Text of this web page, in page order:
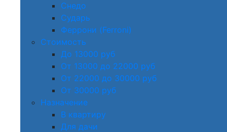
Снедо
Сударь
Феррони (Ferroni)
Стоимость
До 13000 руб
От 13000 до 22000 руб
От 22000 до 30000 руб
От 30000 руб
Назначение
В квартиру
Для дачи